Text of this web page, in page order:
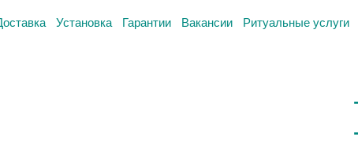
Установка Гарантии Вакансии
Ритуальные услуги